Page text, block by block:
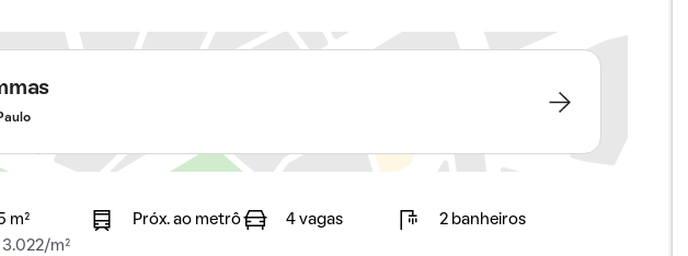
m²
3.022/m²
Próx. ao metrô 4 vagas 2 banheiros